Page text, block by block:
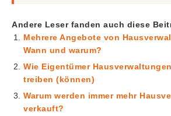
Andere Leser fanden auch diese
Mehrere Angebote von
Wann und warum?
Wie Eigentümer
treiben (können)
Warum werden immer mehr
verkauft?